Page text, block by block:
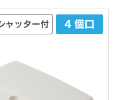
ケーブル
材/機器